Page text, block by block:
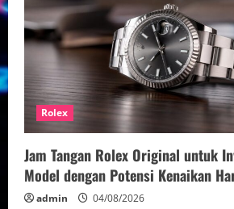
Rolex
Jam Tangan Rolex Original untuk
Model dengan Potensi Kenaikan
admin 04/08/2026